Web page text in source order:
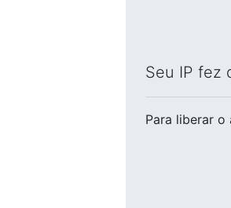
Seu IP fez
Para liberar o